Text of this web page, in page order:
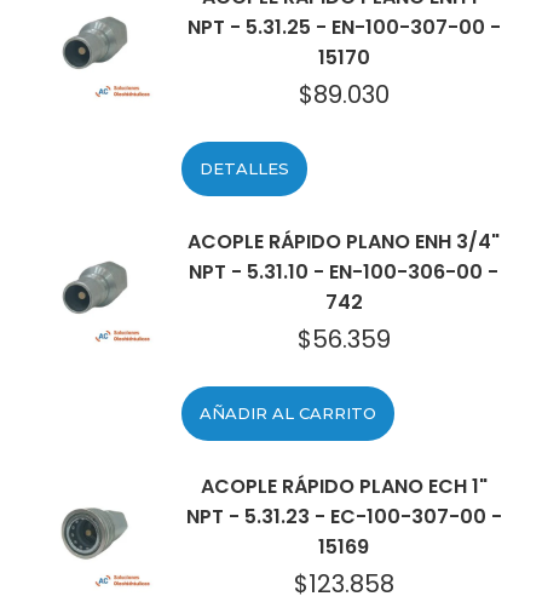
NPT - 5.31.25 - EN-100-307-00 -
15170
$89.030
DETALLES
ACOPLE RÁPIDO PLANO ENH 3/4"
NPT - 5.31.10 - EN-100-306-00 -
742
$56.359
AÑADIR AL CARRITO
ACOPLE RÁPIDO PLANO ECH 1"
NPT - 5.31.23 - EC-100-307-00 -
15169
$123.858